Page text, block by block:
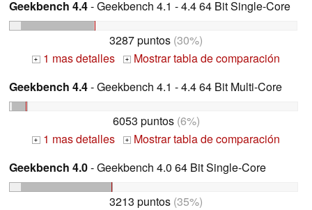
Geekbench 4.4- Geekbench 4.1 - 4.4 64 Bit Single-Core
3287 puntos (30%)
+ 1 mas detalles +
Mostrar tabla de comparación
Geekbench 4.4- Geekbench 4.1 - 4.4 64 Bit Multi-Core
6053 puntos(6%)
+ 1 mas detalles +
Mostrar tabla de comparación
Geekbench 4.0- Geekbench 4.0 64 Bit Single-Core
3213 puntos (35%)